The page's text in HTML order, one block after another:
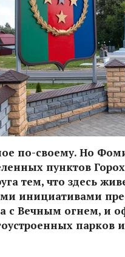
по-своему. Но
пунктов
тем, что здесь
инициативами
с Вечным огнем, и
парков